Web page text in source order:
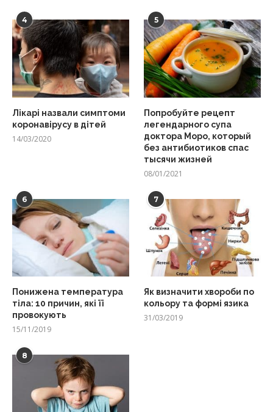
4
Лікарі назвали симптоми
коронавірусу в дітей
14/03/2020
5
Попробуйте рецепт
легендарного супа
доктора Моро, который
без антибиотиков спас
тысячи жизней
08/01/2021
6
Понижена температура
тіла: 10 причин, які її
провокують
15/11/2019
7
Як визначити хвороби по
кольору та формі язика
31/03/2019
8